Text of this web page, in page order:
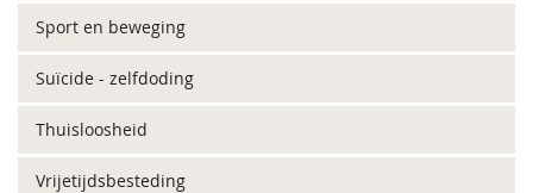
Sport en beweging
Suïcide - zelfdoding
Thuisloosheid
Vrijetijdsbesteding